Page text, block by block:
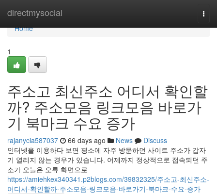
directmysocial
Home
Home
1
주소고 최신주소 어디서 확인할
까? 주소모음 링크모음 바로가
기 북마크 수요 증가
rajanycia587037 66 days ago News
Discuss
인터넷을 이용하다 보면 평소에 자주 방문하던 사이트 주소가 갑자
기 열리지 않는 경우가 있습니다. 어제까지 정상적으로 접속되던 주
소가 오늘은 오류 화면으로
https://amiehkex340341.p2blogs.com/39832325/주소고-최신주소-
어디서-확인할까-주소모음-링크모음-바로가기-북마크-수요-증가